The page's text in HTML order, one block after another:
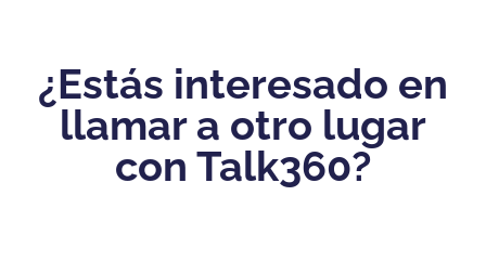
¿Estás interesado en
llamar a otro lugar
con Talk360?